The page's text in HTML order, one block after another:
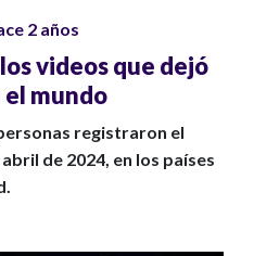
2 años
videos que dejó
mundo
registraron el
de 2024, en los países